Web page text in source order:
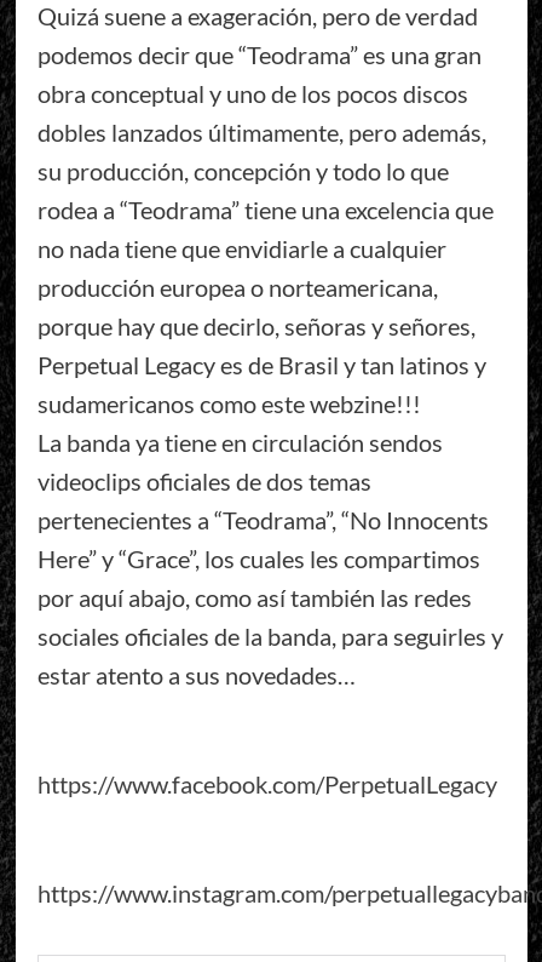
Quizá suene a exageración, pero de verdad
podemos decir que “Teodrama” es una gran
obra conceptual y uno de los pocos discos
dobles lanzados últimamente, pero además,
su producción, concepción y todo lo que
rodea a “Teodrama” tiene una excelencia que
no nada tiene que envidiarle a cualquier
producción europea o norteamericana,
porque hay que decirlo, señoras y señores,
Perpetual Legacy es de Brasil y tan latinos y
sudamericanos como este webzine!!!
La banda ya tiene en circulación sendos
videoclips oficiales de dos temas
pertenecientes a “Teodrama”, “No Innocents
Here” y “Grace”, los cuales les compartimos
por aquí abajo, como así también las redes
sociales oficiales de la banda, para seguirles y
estar atento a sus novedades…
https://www.facebook.com/PerpetualLegacy
https://www.instagram.com/